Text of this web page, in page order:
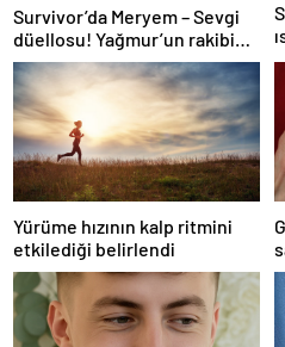
Survivor’da Meryem – Sevgi
düellosu! Yağmur’un rakibi
belli oldu
Yürüme hızının kalp ritmini
etkilediği belirlendi